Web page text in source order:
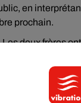
en
prochain.
Les deux frères